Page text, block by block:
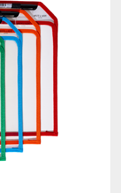
Italiano
日本語
Português
Русский язык